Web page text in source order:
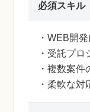
必須スキル
・WEB開
・受託プ
・複数案
・柔軟な対